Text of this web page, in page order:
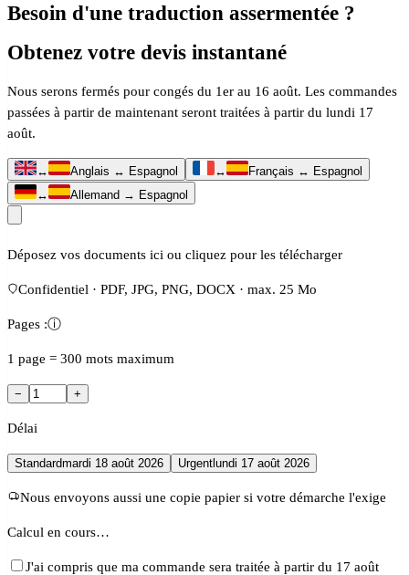
Besoin d'une traduction assermentée ?
Obtenez votre devis instantané
Nous serons fermés pour congés du 1er au 16 août. Les commandes
passées à partir de maintenant seront traitées à partir du lundi 17
août.
↔ Anglais ↔ Espagnol ↔
Français ↔ Espagnol
↔
Allemand → Espagnol
Déposez vos documents ici ou cliquez pour les télécharger
Confidentiel · PDF, JPG, PNG, DOCX · max. 25 Mo
Pages :ⓘ
1 page = 300 mots maximum
− +
Délai
Standardmardi 18 août 2026 Urgent lundi 17 août 2026
Nous envoyons aussi une copie papier si votre démarche l'exige
Calcul en cours…
J'ai compris que ma commande sera traitée à partir du 17 août